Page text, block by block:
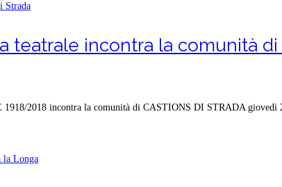
teatrale incontra la comunità
2018 incontra la comunità di CASTIONS DI STRADA